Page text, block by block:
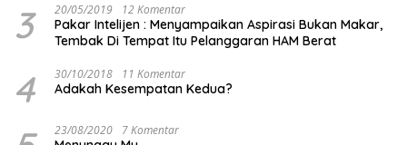
3 20/05/2019 12 Komentar
Pakar Intelijen : Menyampaikan Aspirasi Bukan Makar,
Tembak Di Tempat Itu Pelanggaran HAM Berat
4 30/10/2018 11 Komentar
Adakah Kesempatan Kedua?
23/08/2020 7 Komentar